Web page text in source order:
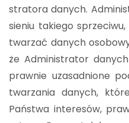
stra­to­ra da­nych.
sie­niu ta­kie­go
twa­rzać da­nych
że Ad­mi­ni­stra­tor
praw­nie uza­sad­nio­ne
twa­rza­nia da­nych,
Pań­stwa in­te­re­sów,